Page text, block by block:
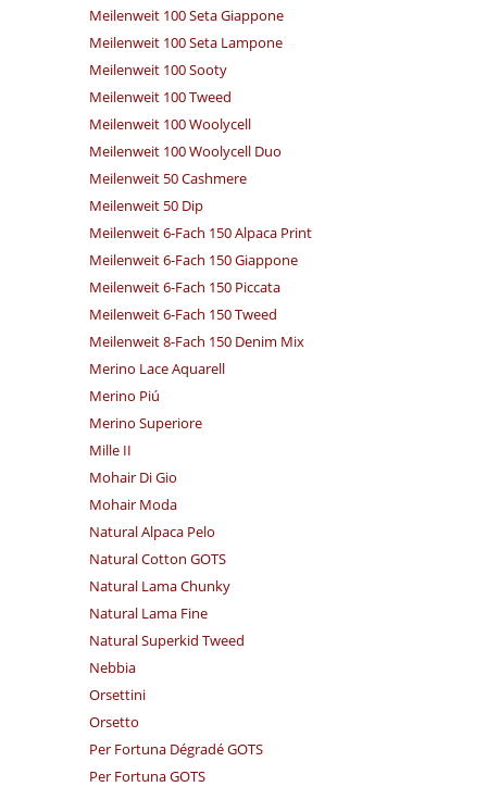
Meilenweit 100 Seta Giappone
Meilenweit 100 Seta Lampone
Meilenweit 100 Sooty
Meilenweit 100 Tweed
Meilenweit 100 Woolycell
Meilenweit 100 Woolycell Duo
Meilenweit 50 Cashmere
Meilenweit 50 Dip
Meilenweit 6-Fach 150 Alpaca Print
Meilenweit 6-Fach 150 Giappone
Meilenweit 6-Fach 150 Piccata
Meilenweit 6-Fach 150 Tweed
Meilenweit 8-Fach 150 Denim Mix
Merino Lace Aquarell
Merino Piú
Merino Superiore
Mille II
Mohair Di Gio
Mohair Moda
Natural Alpaca Pelo
Natural Cotton GOTS
Natural Lama Chunky
Natural Lama Fine
Natural Superkid Tweed
Nebbia
Orsettini
Orsetto
Per Fortuna Dégradé GOTS
Per Fortuna GOTS